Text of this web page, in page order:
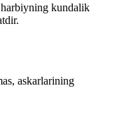
harbiyning kundalik
askarlarining